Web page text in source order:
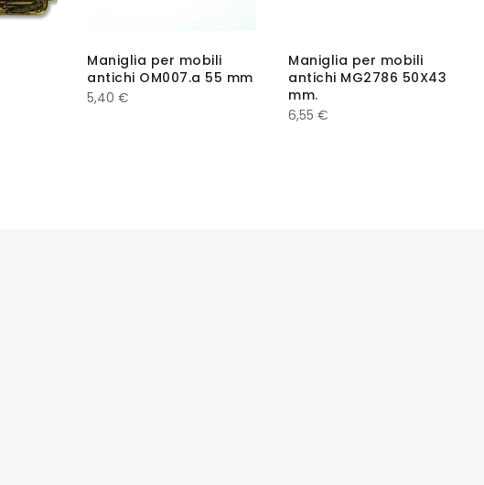
Maniglia per mobili
antichi OM007.a 55 mm
5,40 €
Maniglia per mobili
antichi MG2786 50X43
mm.
6,55 €